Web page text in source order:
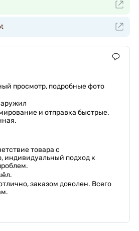
просмотр, подробные фото
и отправка быстрые.
товара с
индивидуальный подход к
заказом доволен. Всего